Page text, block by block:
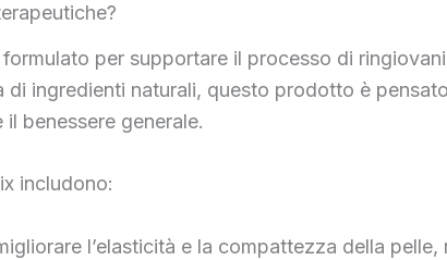
per supportare il processo di
ingredienti naturali, questo prodotto è
benessere generale.
includono:
l’elasticità e la compattezza della